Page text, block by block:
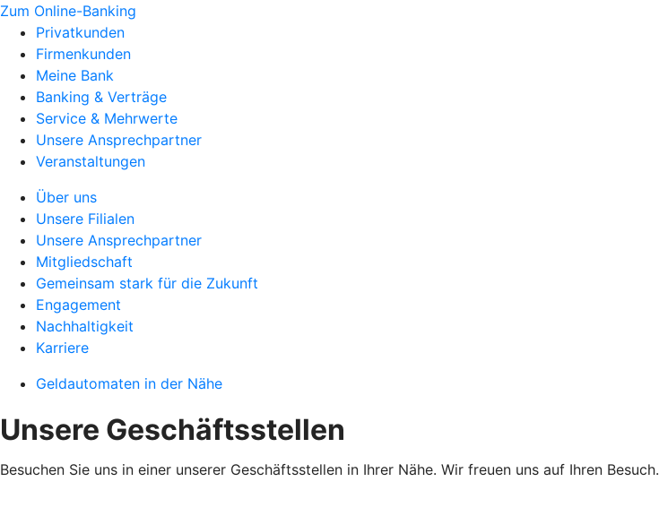
Zum Online-Banking
Privatkunden
Firmenkunden
Meine Bank
Banking & Verträge
Service & Mehrwerte
Unsere Ansprechpartner
Veranstaltungen
Über uns
Unsere Filialen
Unsere Ansprechpartner
Mitgliedschaft
Gemeinsam stark für die Zukunft
Engagement
Nachhaltigkeit
Karriere
Geldautomaten in der Nähe
Unsere Geschäftsstellen
Besuchen Sie uns in einer unserer Geschäftsstellen in Ihrer Nähe. Wir freuen uns auf Ihren Besuch.